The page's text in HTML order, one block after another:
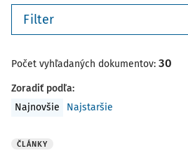
Filter
Počet vyhľadaných dokumentov: 30
Zoradiť podľa:
Najnovšie
Najstaršie
ČLÁNKY